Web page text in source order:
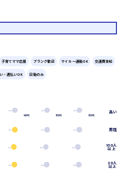
子育てママ応援 ブランク歓迎 マイカー通勤OK 交通費支給
・週払いOK 日勤のみ
40代 50代 60代
高い
男性
100人
以上
20人
以上